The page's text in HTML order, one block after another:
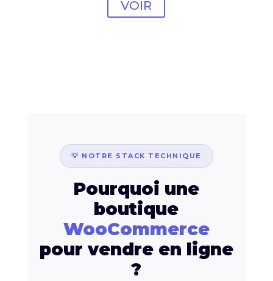
VOIR
💡 NOTRE STACK TECHNIQUE
Pourquoi une
boutique
WooCommerce
pour vendre en ligne
?